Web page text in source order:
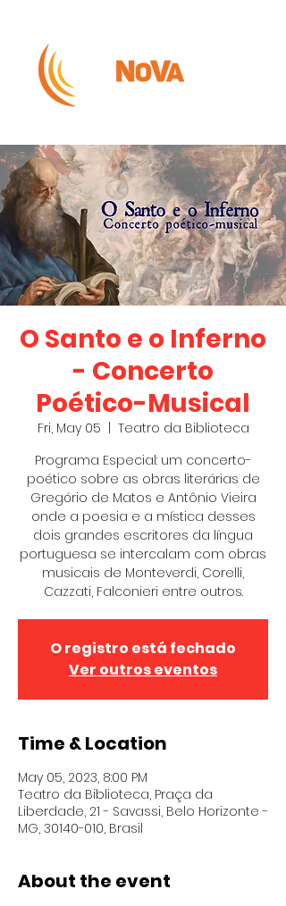
O Santo e o Inferno
- Concerto
Poético-Musical
Fri, May 05
Teatro da Biblioteca
Programa Especial: um concerto-
poético sobre as obras literárias de
Gregório de Matos e Antônio Vieira
onde a poesia e a mística desses
dois grandes escritores da língua
portuguesa se intercalam com obras
musicais de Monteverdi, Corelli,
Cazzati, Falconieri entre outros.
O registro está fechado
Ver outros eventos
Time & Location
May 05, 2023, 8:00 PM
Teatro da Biblioteca, Praça da
Liberdade, 21 - Savassi, Belo Horizonte -
MG, 30140-010, Brasil
About the event